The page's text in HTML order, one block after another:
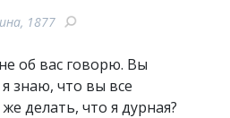
1877
об вас говорю. Вы
знаю, что вы все
делать, что я дурная?